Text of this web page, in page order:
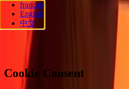
Ria Lithuania UAB. © 2026 Dandelion
réservés.
Préférences en matière de cookies
français
English
中文
Cookie Consent